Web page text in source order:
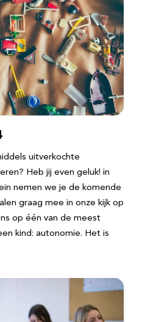
uitverkochte
Heb jij even geluk! in
nemen we je de komende
graag mee in onze kijk op
op één van de meest
kind: autonomie. Het is